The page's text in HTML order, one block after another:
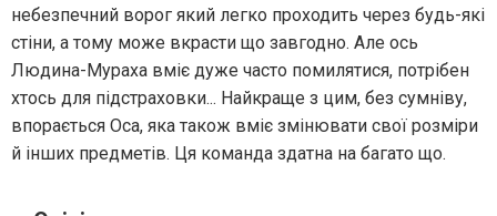
небезпечний ворог який легко проходить через будь-які
стіни, а тому може вкрасти що завгодно. Але ось
Людина-Мураха вміє дуже часто помилятися, потрібен
хтось для підстраховки... Найкраще з цим, без сумніву,
впорається Оса, яка також вміє змінювати свої розміри
й інших предметів. Ця команда здатна на багато що.